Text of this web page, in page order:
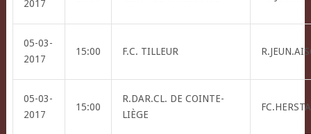
2017
05-03-
2017
15:00 F.C. TILLEUR
05-03-
2017
15:00
R.DAR.CL. DE COINTE-
LIÈGE